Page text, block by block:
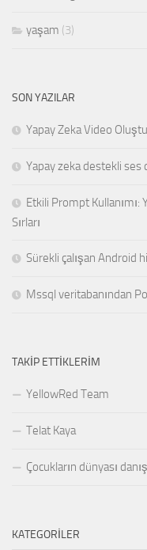
yaşam (3)
SON YAZILAR
Yapay Zeka Video
Yapay zeka destekli ses
Etkili Prompt Kullanımı:
Sırları
Sürekli çalışan Android
Mssql veritabanından
TAKIP ETTIKLERIM
YellowRed Team
Telat Kaya
Çocukların dünyası
KATEGORILER